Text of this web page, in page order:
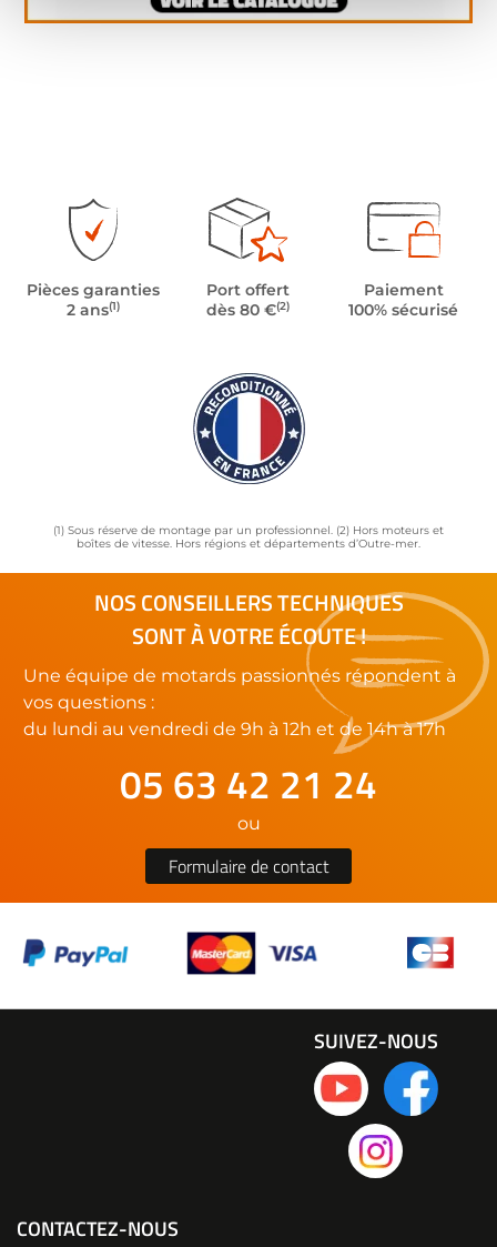
Pièces garanties
2 ans(1)
Port offert
dès 80 €(2)
Paiement
100% sécurisé
(1) Sous réserve de montage par un professionnel. (2) Hors moteurs et
boîtes de vitesse. Hors régions et départements d’Outre-mer.
NOS CONSEILLERS TECHNIQUES
SONT À VOTRE ÉCOUTE !
Une équipe de motards passionnés répondent à
vos questions :
du lundi au vendredi de 9h à 12h et de 14h à 17h
05 63 42 21 24
ou
Formulaire de contact
CONTACTEZ-NOUS
SUIVEZ-NOUS